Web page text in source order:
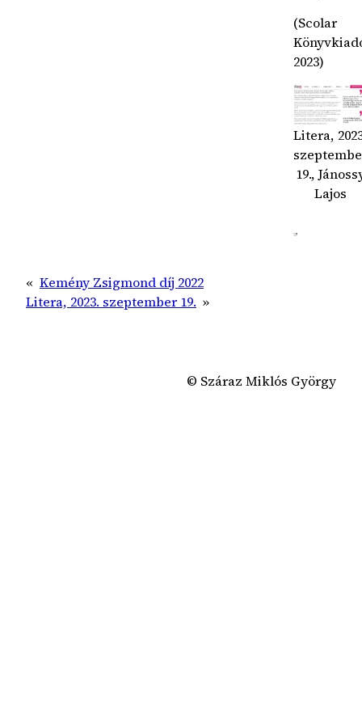
(Scolar
2023)
Litera,
19.,
Lajos
« Kemény Zsigmond díj 2022
Litera, 2023. szeptember 19. »
© Száraz Miklós György